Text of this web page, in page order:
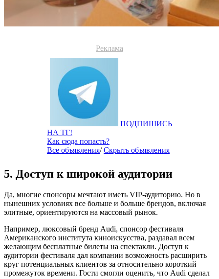
Реклама
ПОДПИШИСЬ
НА ТГ!
Как сюда попасть?
Все объявления/Скрыть объявления
5. Доступ к широкой аудитории
Да, многие спонсоры мечтают иметь VIP-аудиторию. Но в
нынешних условиях все больше и больше брендов, включая
элитные, ориентируются на массовый рынок.
Например, люксовый бренд Audi, спонсор фестиваля
Американского института киноискусства, раздавал всем
желающим бесплатные билеты на спектакли. Доступ к
аудитории фестиваля дал компании возможность расширить
круг потенциальных клиентов за относительно короткий
промежуток времени. Гости смогли оценить, что Audi сделал